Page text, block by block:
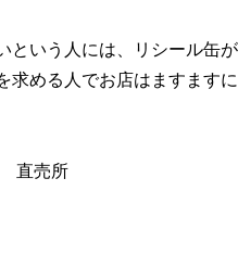
という人には、リシール缶
求める人でお店はますます
直売所